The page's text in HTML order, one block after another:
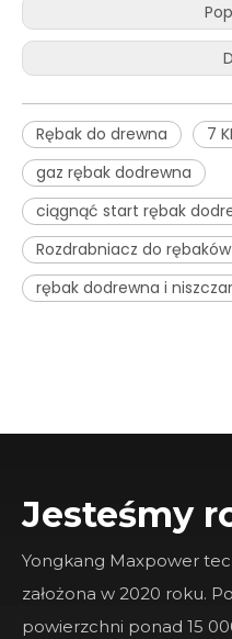
Rębak do drewna
7
gaz rębak dodrewna
ciągnąć start rębak
Rozdrabniacz do rębaków
rębak dodrewna i
Jesteśmy
Yongkang Maxpower
założona w 2020 roku.
powierzchni ponad 15